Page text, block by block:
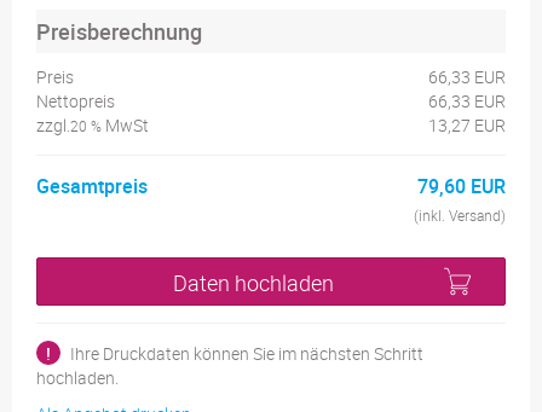
Preisberechnung
Preis
66,33 EUR
Nettopreis
66,33 EUR
zzgl.20 % MwSt 13,27 EUR
Gesamtpreis 79,60 EUR
(inkl. Versand)
Daten hochladen
!
Ihre Druckdaten können Sie im nächsten Schritt
hochladen.